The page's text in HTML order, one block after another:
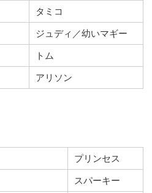
タミコ
ジュディ／幼いマギー
トム
アリソン
プリンセス
スパーキー